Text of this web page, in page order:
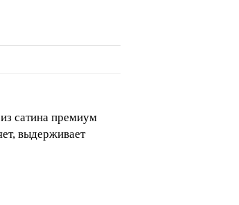
сатина премиум
выдерживает